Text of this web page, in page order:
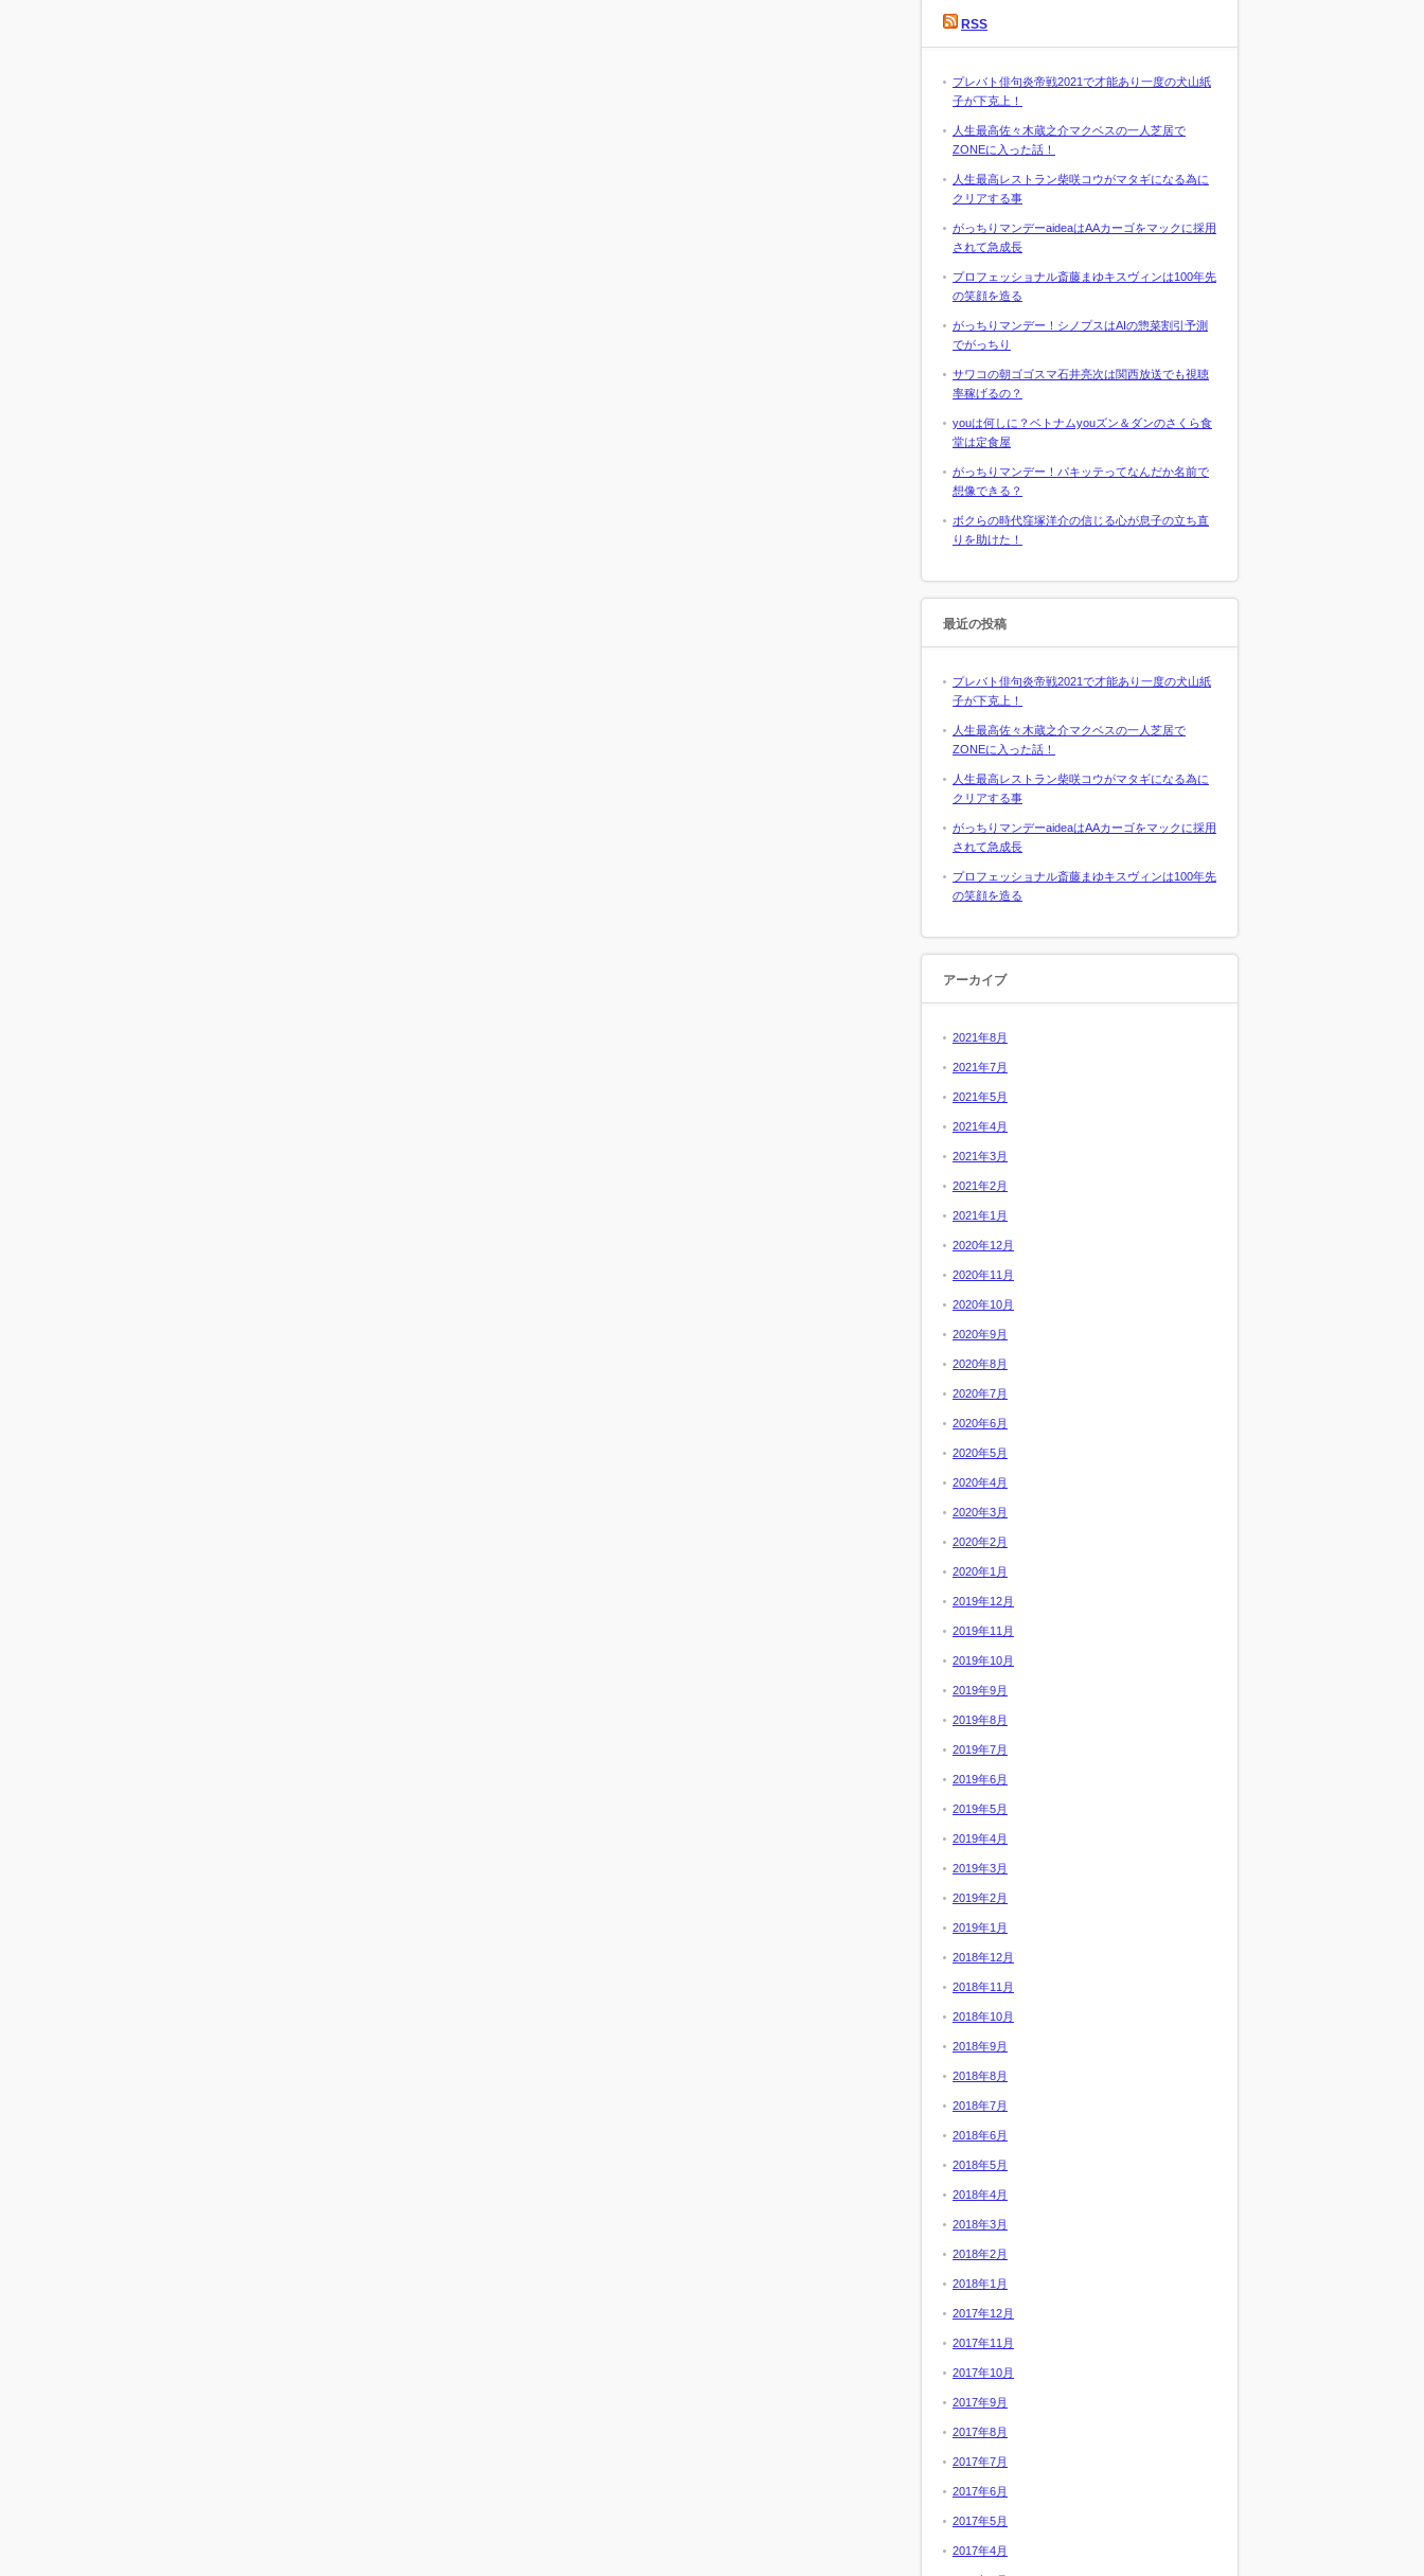
RSS
プレバト俳句炎帝戦2021で才能あり一度の犬山紙
子が下克上！
人生最高佐々木蔵之介マクベスの一人芝居で
ZONEに入った話！
人生最高レストラン柴咲コウがマタギになる為に
クリアする事
がっちりマンデーaideaはAAカーゴをマックに採用
されて急成長
プロフェッショナル斎藤まゆキスヴィンは100年先
の笑顔を造る
がっちりマンデー！シノプスはAIの惣菜割引予測
でがっちり
サワコの朝ゴゴスマ石井亮次は関西放送でも視聴
率稼げるの？
youは何しに？ベトナムyouズン＆ダンのさくら食
堂は定食屋
がっちりマンデー！パキッテってなんだか名前で
想像できる？
ボクらの時代窪塚洋介の信じる心が息子の立ち直
りを助けた！
最近の投稿
プレバト俳句炎帝戦2021で才能あり一度の犬山紙
子が下克上！
人生最高佐々木蔵之介マクベスの一人芝居で
ZONEに入った話！
人生最高レストラン柴咲コウがマタギになる為に
クリアする事
がっちりマンデーaideaはAAカーゴをマックに採用
されて急成長
プロフェッショナル斎藤まゆキスヴィンは100年先
の笑顔を造る
アーカイブ
2021年8月
2021年7月
2021年5月
2021年4月
2021年3月
2021年2月
2021年1月
2020年12月
2020年11月
2020年10月
2020年9月
2020年8月
2020年7月
2020年6月
2020年5月
2020年4月
2020年3月
2020年2月
2020年1月
2019年12月
2019年11月
2019年10月
2019年9月
2019年8月
2019年7月
2019年6月
2019年5月
2019年4月
2019年3月
2019年2月
2019年1月
2018年12月
2018年11月
2018年10月
2018年9月
2018年8月
2018年7月
2018年6月
2018年5月
2018年4月
2018年3月
2018年2月
2018年1月
2017年12月
2017年11月
2017年10月
2017年9月
2017年8月
2017年7月
2017年6月
2017年5月
2017年4月